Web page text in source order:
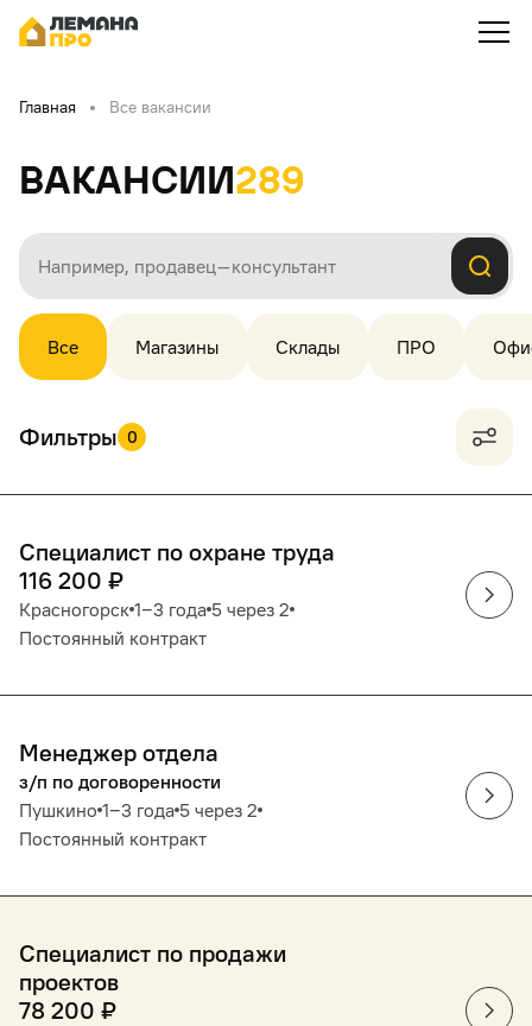
Главная Все вакансии
Вакансии289
Все Магазины Склады ПРО
Фильтры 0
Специалист по охране труда
116 200 ₽
Красногорск 1‒3 года 5 через 2
Постоянный контракт
Менеджер отдела
з/п по договоренности
Пушкино 1‒3 года 5 через 2
Постоянный контракт
Специалист по продажи
проектов
78 200 ₽